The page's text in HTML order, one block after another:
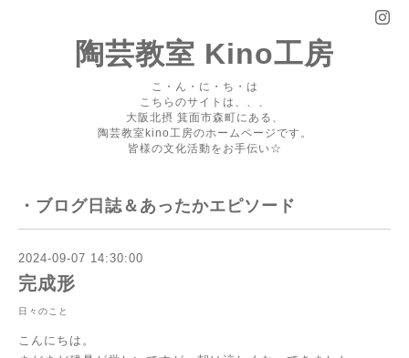
陶芸教室 Kino工房
こ・ん・に・ち・は
こちらのサイトは、、、
大阪北摂 箕面市森町にある、
陶芸教室kino工房のホームページです。
皆様の文化活動をお手伝い☆
・ブログ日誌＆あったかエピソード
2024-09-07 14:30:00
完成形
日々のこと
こんにちは。